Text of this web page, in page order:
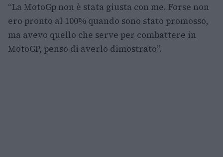
“La MotoGp non è stata giusta con me. Forse non
ero pronto al 100% quando sono stato promosso,
ma avevo quello che serve per combattere in
MotoGP, penso di averlo dimostrato”.